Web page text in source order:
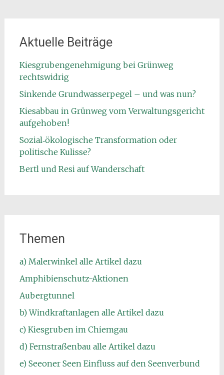
Aktuelle Beiträge
Kiesgrubengenehmigung bei Grünweg
rechtswidrig
Sinkende Grundwasserpegel – und was nun?
Kiesabbau in Grünweg vom Verwaltungsgericht
aufgehoben!
Sozial‑ökologische Transformation oder
politische Kulisse?
Bertl und Resi auf Wanderschaft
Themen
a) Malerwinkel alle Artikel dazu
Amphibienschutz-Aktionen
Aubergtunnel
b) Windkraftanlagen alle Artikel dazu
c) Kiesgruben im Chiemgau
d) Fernstraßenbau alle Artikel dazu
e) Seeoner Seen Einfluss auf den Seenverbund